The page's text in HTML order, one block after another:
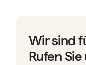
Wir sind
Rufen